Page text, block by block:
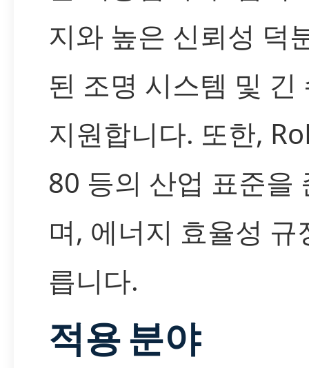
지와 높은 신뢰성 덕
된 조명 시스템 및 긴
지원합니다. 또한,
80 등의 산업 표준을
며, 에너지 효율성 규
릅니다.
적용 분야